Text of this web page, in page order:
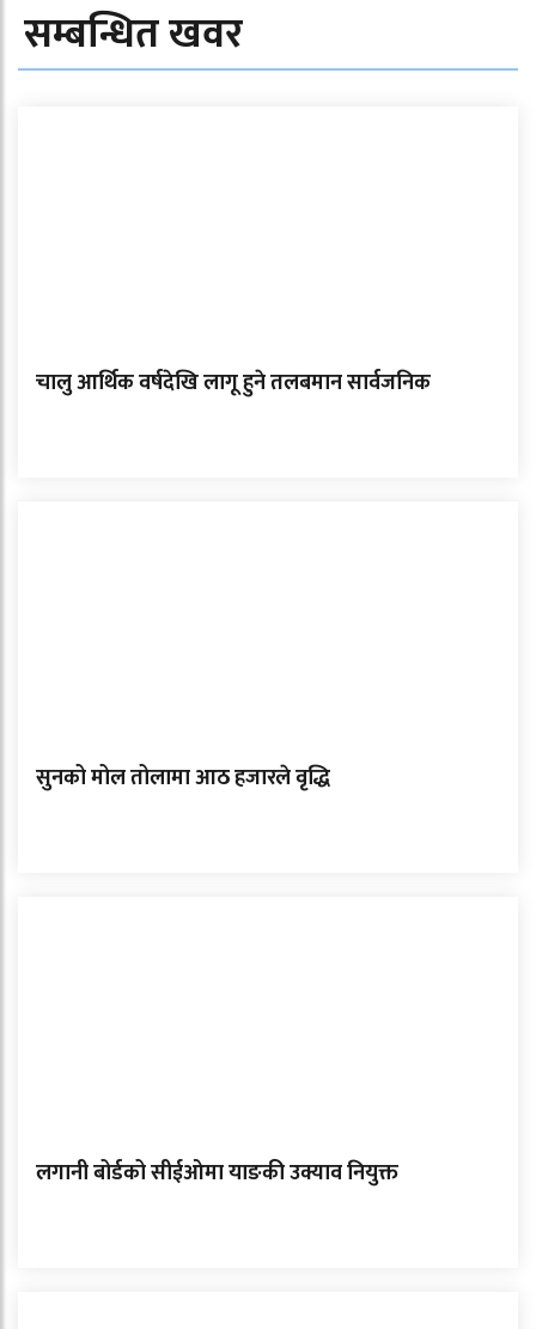
सम्बन्धित खवर
चालु आर्थिक वर्षदेखि लागू हुने तलबमान सार्वजनिक
सुनको मोल तोलामा आठ हजारले वृद्धि
लगानी बोर्डको सीईओमा याङकी उक्याव नियुक्त